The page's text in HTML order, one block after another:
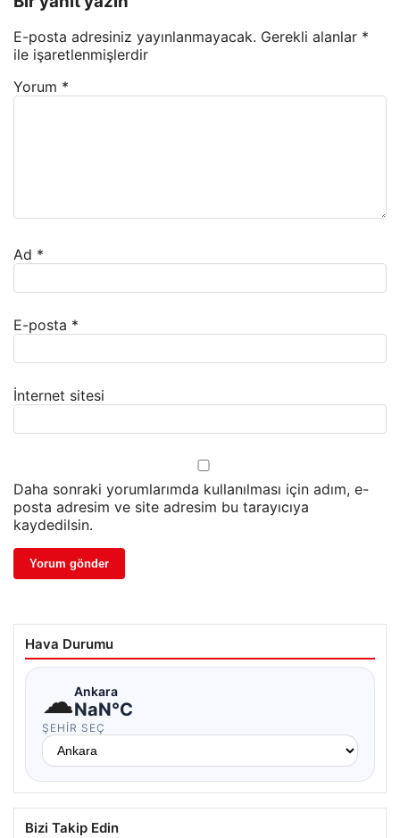
E-posta adresiniz yayınlanmayacak. Gerekli alanlar *
ile işaretlenmişlerdir
Yorum *
Ad *
E-posta *
İnternet sitesi
Daha sonraki yorumlarımda kullanılması için adım, e-
posta adresim ve site adresim bu tarayıcıya
kaydedilsin.
Hava Durumu
☁Ankara
NaN°C
ŞEHIR SEÇ
Bizi Takip Edin